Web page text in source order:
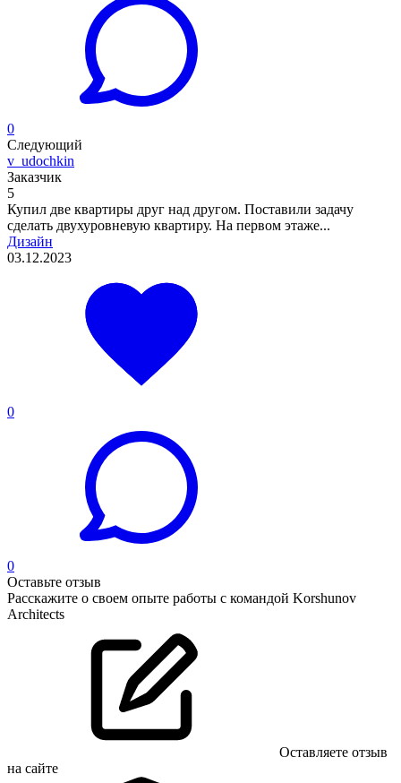
0
Следующий
v_udochkin
Заказчик
5
Купил две квартиры друг над другом. Поставили задачу
сделать двухуровневую квартиру. На первом этаже...
Дизайн
03.12.2023
0
0
Оставьте отзыв
Расскажите о своем опыте работы с командой Korshunov
Architects
Оставляете отзыв
на сайте